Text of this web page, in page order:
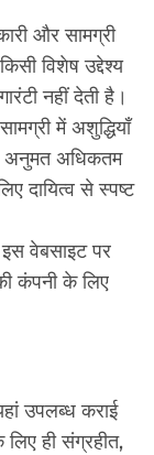
और सामग्री
विशेष उद्देश्य
नहीं देती है।
में अशुद्धियाँ
अनुमत अधिकतम
दायित्व से स्पष्ट
वेबसाइट पर
कंपनी के लिए
उपलब्ध कराई
ही संग्रहीत,